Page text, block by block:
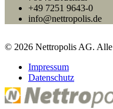
+49 7251 9643-0
info@nettropolis.de
© 2026 Nettropolis AG. Alle
Impressum
Datenschutz